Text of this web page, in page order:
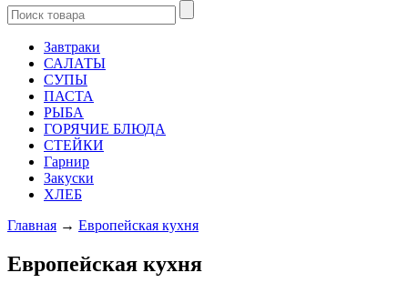
Завтраки
САЛАТЫ
СУПЫ
ПАСТА
РЫБА
ГОРЯЧИЕ БЛЮДА
СТЕЙКИ
Гарнир
Закуски
ХЛЕБ
Главная → Европейская кухня
Европейская кухня